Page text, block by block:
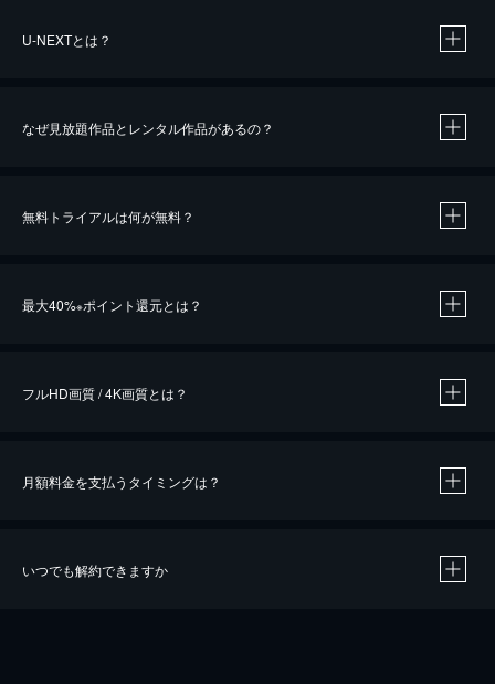
U-NEXTとは？
なぜ見放題作品とレンタル作品があるの？
無料トライアルは何が無料？
最大40%※ポイント還元とは？
※40％ポイント還元の対象は、クレジットカード決済による作品の購入 / レンタルです。
フルHD画質 / 4K画質とは？
月額料金を支払うタイミングは？
いつでも解約できますか